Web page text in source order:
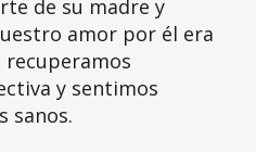
de su madre y
amor por él era
y sentimos
sanos.